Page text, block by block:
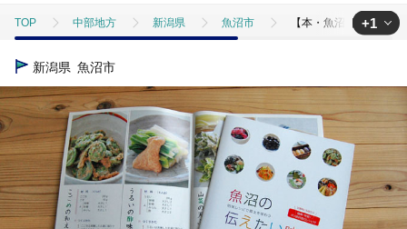
TOP 中部地方 新潟県 魚沼市 【本・魚沼郷土料理
TOP
+1
新潟県 魚沼市